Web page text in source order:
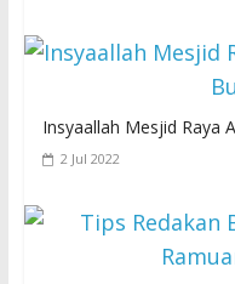
Insyaallah Mesjid Raya
2 Jul 2022